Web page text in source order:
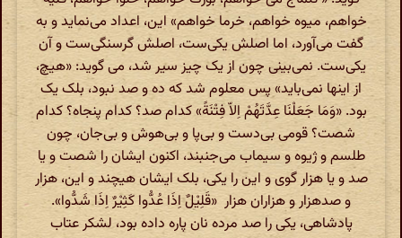
خواهم، میوه خواهم، خرما خواهم» این، اعداد می‌نماید و به
گفت می‌آورد، اما اصلش یکی‌ست، اصلش گرسنگی‌ست و آن
یکی‌ست. نمی‌بینی چون از یک چیز سیر شد، می گوید: «هیچ،
از اینها نمی‌باید» پس معلوم شد که ده و صد نبود، بلک یک
بود. «وَمَا جَعَلْنَا عِدَّتَهُمْ اِلاّ فِتْنَةً» کدام صد؟ کدام پنجاه؟ کدام
شصت؟ قومی بی‌دست و بی‌پا و بی‌هوش و بی‌جان، چون
طلسم و ژیوه و سیماب می‌جنبند، اکنون ایشان را شصت و یا
صد و یا هزار گوی و این را یکی، بلک ایشان هیچند و این، هزار
و صد‌هزار و هزاران هزار «قَلِیْلٌ اِذَا عُدُّوا کَثِیْرٌ اِذَا شَدُّوا».
پادشاهی، یکی را صد مرده نان پاره داده بود، لشکر عتاب